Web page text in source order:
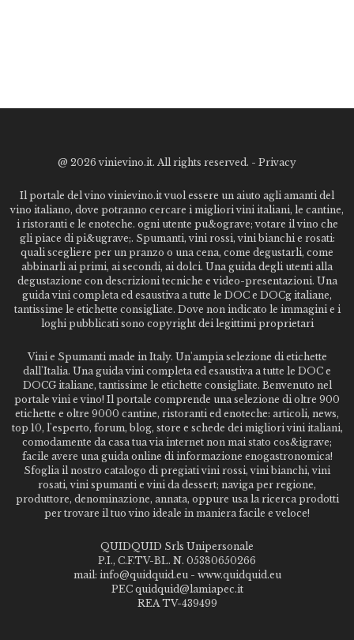
@ 2026 vinievino.it. All rights reserved. - Privacy
Il portale del vino vinievino.it vuol essere un aiuto agli amanti del
vino italiano, dove potranno cercare i migliori vini italiani, le cantine,
i ristoranti e le enoteche. ogni utente pu&ograve; votare il vino che
gli piace di pi&ugrave;. Spumanti, vini rossi, vini bianchi e rosati:
quali scegliere per un pranzo o una cena, come degustarli, come
abbinarli ai primi, ai secondi, ai dolci. Una guida degli utenti alla
degustazione con descrizioni tecniche e video-presentazioni. Una
guida vini completa ed esaustiva a tutte le DOC e DOCg italiane,
tantissime le etichette consigliate. Dove non indicato le immagini e i
loghi pubblicati sono copyright dei legittimi proprietari
Vini e Spumanti made in Italy. Un'ampia selezione di etichette
dall'Italia. Una guida vini completa ed esaustiva a tutte le DOC e
DOCG italiane, tantissime le etichette consigliate. Benvenuto nel
portale vini e vino! Il portale comprende una selezione di oltre 900
etichette e oltre 9000 cantine, ristoranti ed enoteche: articoli, news,
top 10, l'esperto, forum, blog, store e schede dei migliori vini italiani,
comodamente da casa tua via internet non mai stato cos&igrave;
facile avere una guida online di informazione enogastronomica!
Sfoglia il nostro catalogo di pregiati vini rossi, vini bianchi, vini
rosati, vini spumanti e vini da dessert; naviga per regione,
produttore, denominazione, annata, oppure usa la ricerca prodotti
per trovare il tuo vino ideale in maniera facile e veloce!
QUIDQUID Srls Unipersonale
P.I., C.F.TV-BL. N. 05380650266
mail: info@quidquid.eu - www.quidquid.eu
PEC quidquid@lamiapec.it
REA TV-439499